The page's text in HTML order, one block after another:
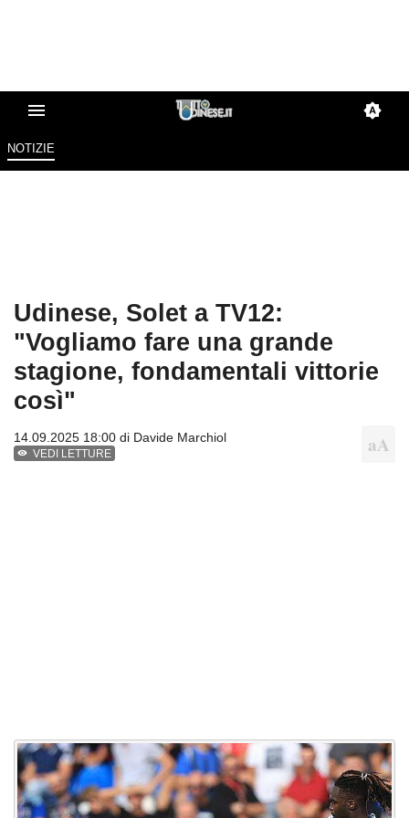
NOTIZIE
Udinese, Solet a TV12:
"Vogliamo fare una grande
stagione, fondamentali vittorie
così"
14.09.2025 18:00 di Davide Marchiol
VEDI LETTURE